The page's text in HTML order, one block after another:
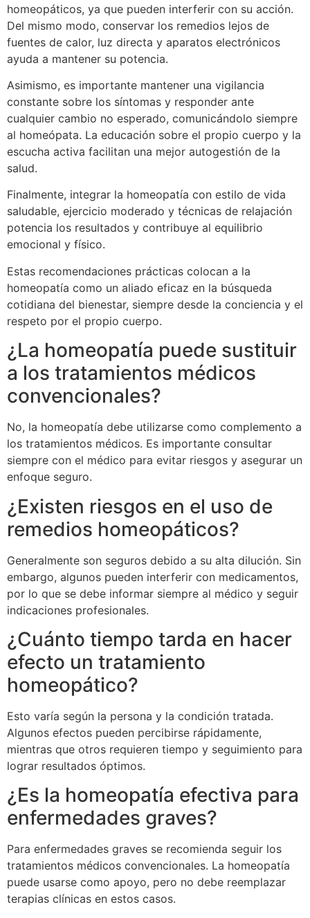
homeopáticos, ya que pueden interferir con su acción.
Del mismo modo, conservar los remedios lejos de
fuentes de calor, luz directa y aparatos electrónicos
ayuda a mantener su potencia.
Asimismo, es importante mantener una vigilancia
constante sobre los síntomas y responder ante
cualquier cambio no esperado, comunicándolo siempre
al homeópata. La educación sobre el propio cuerpo y la
escucha activa facilitan una mejor autogestión de la
salud.
Finalmente, integrar la homeopatía con estilo de vida
saludable, ejercicio moderado y técnicas de relajación
potencia los resultados y contribuye al equilibrio
emocional y físico.
Estas recomendaciones prácticas colocan a la
homeopatía como un aliado eficaz en la búsqueda
cotidiana del bienestar, siempre desde la conciencia y el
respeto por el propio cuerpo.
¿La homeopatía puede sustituir
a los tratamientos médicos
convencionales?
No, la homeopatía debe utilizarse como complemento a
los tratamientos médicos. Es importante consultar
siempre con el médico para evitar riesgos y asegurar un
enfoque seguro.
¿Existen riesgos en el uso de
remedios homeopáticos?
Generalmente son seguros debido a su alta dilución. Sin
embargo, algunos pueden interferir con medicamentos,
por lo que se debe informar siempre al médico y seguir
indicaciones profesionales.
¿Cuánto tiempo tarda en hacer
efecto un tratamiento
homeopático?
Esto varía según la persona y la condición tratada.
Algunos efectos pueden percibirse rápidamente,
mientras que otros requieren tiempo y seguimiento para
lograr resultados óptimos.
¿Es la homeopatía efectiva para
enfermedades graves?
Para enfermedades graves se recomienda seguir los
tratamientos médicos convencionales. La homeopatía
puede usarse como apoyo, pero no debe reemplazar
terapias clínicas en estos casos.